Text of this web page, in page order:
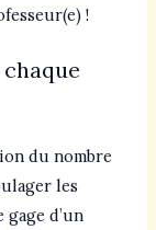
!
du nombre
les
d’un